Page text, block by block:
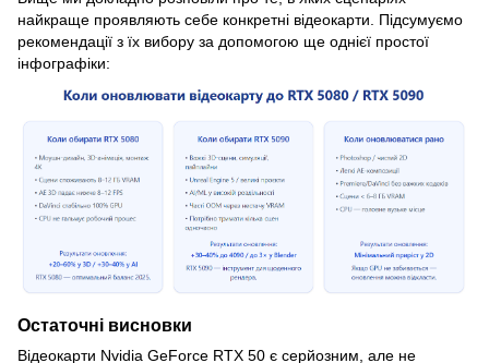
найкраще проявляють себе конкретні відеокарти. Підсумуємо
рекомендації з їх вибору за допомогою ще однієї простої
інфографіки:
Остаточні висновки
Відеокарти Nvidia GeForce RTX 50 є серйозним, але не